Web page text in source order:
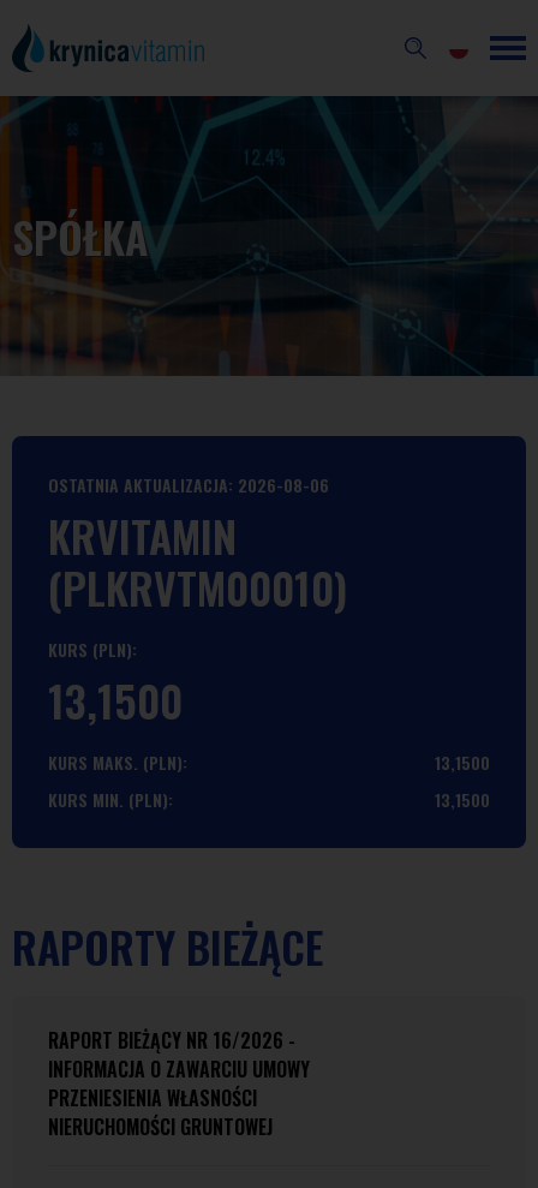
SPÓŁKA
OSTATNIA AKTUALIZACJA: 2026-08-06
KRVITAMIN
(PLKRVTM00010)
KURS (PLN):
13,1500
KURS MAKS. (PLN):
13,1500
KURS MIN. (PLN):
13,1500
RAPORTY BIEŻĄCE
RAPORT BIEŻĄCY NR 16/2026 -
INFORMACJA O ZAWARCIU UMOWY
PRZENIESIENIA WŁASNOŚCI
NIERUCHOMOŚCI GRUNTOWEJ